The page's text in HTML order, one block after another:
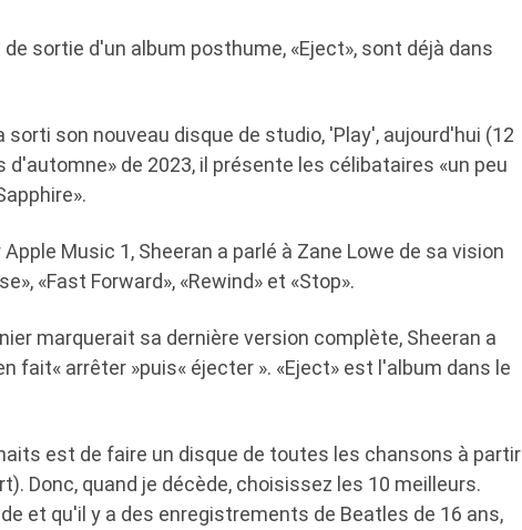
sortie d'un album posthume, «Eject», sont déjà dans
son nouveau disque de studio, 'Play', aujourd'hui (12
de 2023, il présente les célibataires «un peu
Music 1, Sheeran a parlé à Zane Lowe de sa vision
«Fast Forward», «Rewind» et «Stop».
marquerait sa dernière version complète, Sheeran a
fait« arrêter »puis« éjecter ». «Eject» est l'album dans le
est de faire un disque de toutes les chansons à partir
Donc, quand je décède, choisissez les 10 meilleurs.
et qu'il y a des enregistrements de Beatles de 16 ans,